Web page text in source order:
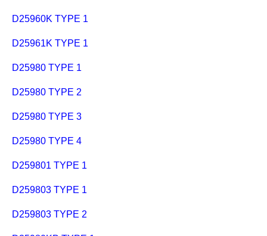
D25960K TYPE 1
D25961K TYPE 1
D25980 TYPE 1
D25980 TYPE 2
D25980 TYPE 3
D25980 TYPE 4
D259801 TYPE 1
D259803 TYPE 1
D259803 TYPE 2